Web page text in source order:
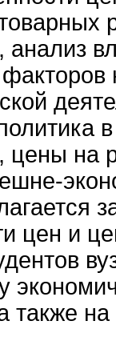
анализ
цены на
цен и
также на